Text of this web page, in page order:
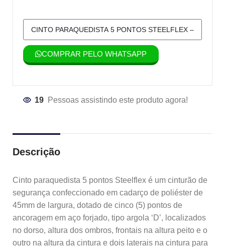
COMPRAR PELO WHATSAPP
19 Pessoas assistindo este produto agora!
Descrição
Cinto paraquedista 5 pontos Steelflex é um cinturão de
segurança confeccionado em cadarço de poliéster de
45mm de largura, dotado de cinco (5) pontos de
ancoragem em aço forjado, tipo argola ‘D’, localizados
no dorso, altura dos ombros, frontais na altura peito e o
outro na altura da cintura e dois laterais na cintura para